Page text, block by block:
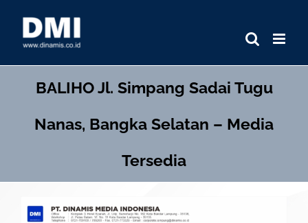
BALIHOJl. Simpang Sadai Tugu
Nanas, Bangka Selatan – Media
Tersedia